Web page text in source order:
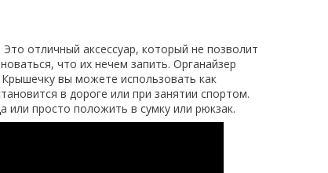
Это отличный аксессуар, который не позволит
что их нечем запить. Органайзер
вы можете использовать как
в дороге или при занятии спортом.
просто положить в сумку или рюкзак.